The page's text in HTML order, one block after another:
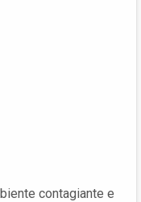
contagiante e